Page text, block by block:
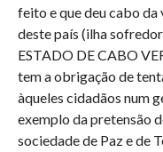
feito e que deu cabo
deste país (ilha
ESTADO DE CABO
tem a obrigação de
àqueles cidadãos num
exemplo da pretensão
sociedade de Paz e de